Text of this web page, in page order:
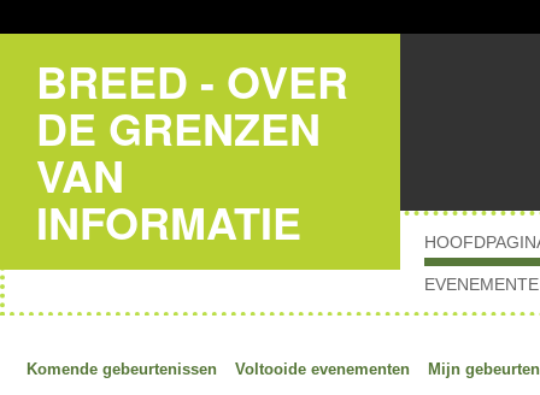
BREED - OVER
DE GRENZEN
VAN
INFORMATIE
Komende gebeurtenissen Voltooide evenementen Mijn